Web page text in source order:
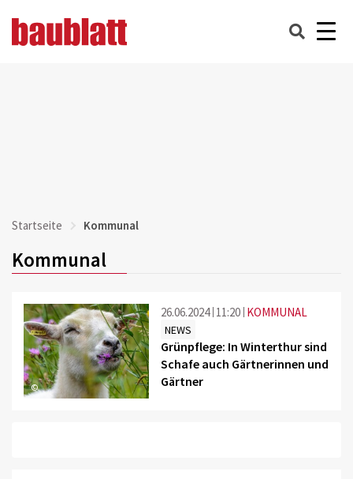
Startseite Kommunal
Kommunal
©
26.06.2024 11:20 KOMMUNAL
NEWS
Grünpflege: In Winterthur sind
Schafe auch Gärtnerinnen und
Gärtner